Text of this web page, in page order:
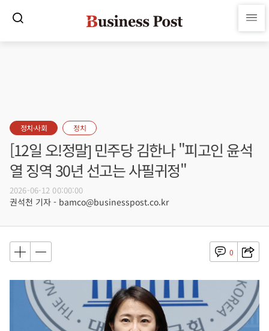
정치·사회 정치
[12일 오!정말] 민주당 김한나 "피고인 윤석
열 징역 30년 선고는 사필귀정"
2026-06-12 00:00:00
권석천 기자 - bamco@businesspost.co.kr
0